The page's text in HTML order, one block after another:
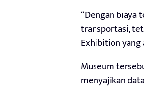
“Dengan biaya
transportasi,
Exhibition yang
Museum
menyajikan